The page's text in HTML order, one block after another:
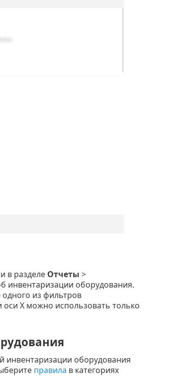
в разделе Отчеты >
инвентаризации оборудования.
из фильтров
X можно использовать только
инвентаризации оборудования
правила в категориях